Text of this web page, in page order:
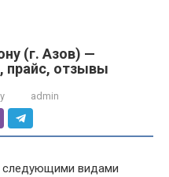
(г. Азов) —
прайс, отзывы
admin
следующими видами